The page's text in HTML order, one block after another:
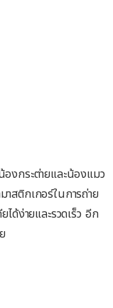
องกระต่ายและน้องแมว
สติกเกอร์ในการถ่าย
ได้ง่ายและรวดเร็ว อีก